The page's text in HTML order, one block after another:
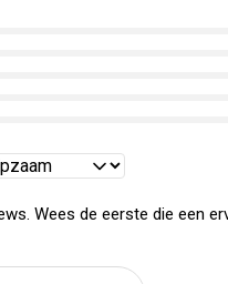
Wees de eerste die een